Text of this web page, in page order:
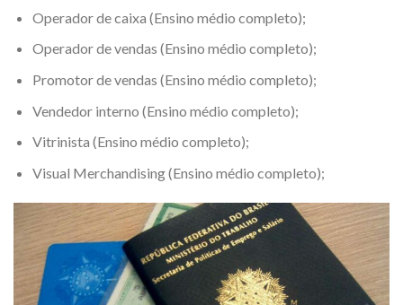
Operador de caixa (Ensino médio completo);
Operador de vendas (Ensino médio completo);
Promotor de vendas (Ensino médio completo);
Vendedor interno (Ensino médio completo);
Vitrinista (Ensino médio completo);
Visual Merchandising (Ensino médio completo);